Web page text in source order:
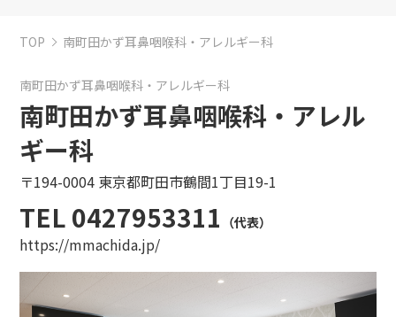
TOP 南町田かず耳鼻咽喉科・アレルギー科
南町田かず耳鼻咽喉科・アレルギー科
南町田かず耳鼻咽喉科・アレル
ギー科
〒194-0004 東京都町田市鶴間1丁目19-1
TEL 0427953311 （代表）
https://mmachida.jp/